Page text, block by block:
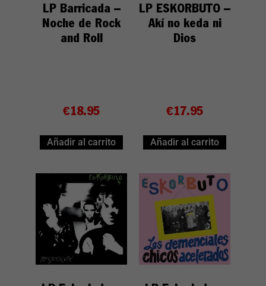
LP Barricada –
Noche de Rock
and Roll
€18.95
Añadir al carrito
LP ESKORBUTO –
Akí no keda ni
Dios
€17.95
Añadir al carrito